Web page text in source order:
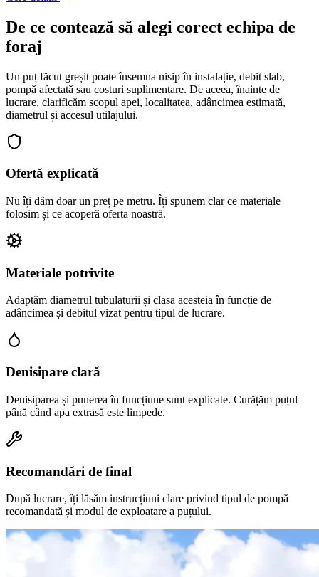
De ce contează să alegi corect echipa de
foraj
Un puț făcut greșit poate însemna nisip în instalație, debit slab,
pompă afectată sau costuri suplimentare. De aceea, înainte de
lucrare, clarificăm scopul apei, localitatea, adâncimea estimată,
diametrul și accesul utilajului.
Ofertă explicată
Nu îți dăm doar un preț pe metru. Îți spunem clar ce materiale
folosim și ce acoperă oferta noastră.
Materiale potrivite
Adaptăm diametrul tubulaturii și clasa acesteia în funcție de
adâncimea și debitul vizat pentru tipul de lucrare.
Denisipare clară
Denisiparea și punerea în funcțiune sunt explicate. Curățăm puțul
până când apa extrasă este limpede.
Recomandări de final
După lucrare, îți lăsăm instrucțiuni clare privind tipul de pompă
recomandată și modul de exploatare a puțului.